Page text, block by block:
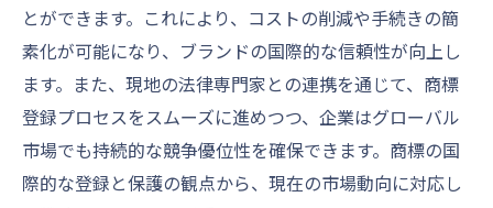
とができます。これにより、コストの削減や手続きの簡
素化が可能になり、ブランドの国際的な信頼性が向上し
ます。また、現地の法律専門家との連携を通じて、商標
登録プロセスをスムーズに進めつつ、企業はグローバル
市場でも持続的な競争優位性を確保できます。商標の国
際的な登録と保護の観点から、現在の市場動向に対応し